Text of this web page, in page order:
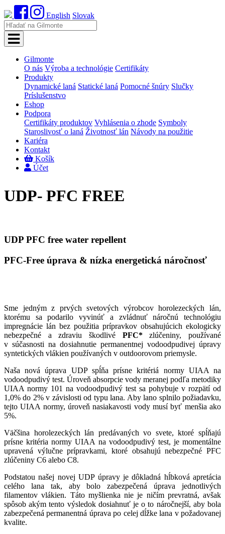
English Slovak
Gilmonte
O nás Výroba a technológie Certifikáty
Produkty
Dynamické laná Statické laná Pomocné šnúry Slučky
Príslušenstvo
Eshop
Podpora
Certifikáty produktov Vyhlásenia o zhode Symboly
Staroslivosť o laná Životnosť lán Návody na použitie
Kariéra
Kontakt
Košík
Účet
UDP- PFC FREE
UDP PFC free water repellent
PFC-Free úprava & nízka energetická náročnosť
Sme jedným z prvých svetových výrobcov horolezeckých lán,
ktorému sa podarilo vyvinúť a zvládnuť náročnú technológiu
impregnácie lán bez použitia prípravkov obsahujúcich ekologicky
nebezpečné a zdraviu škodlivé PFC*zlúčeniny, používané
v súčasnosti na dosiahnutie permanentnej vodoodpudivej úpravy
syntetických vlákien používaných v outdoorovom priemysle.
Naša nová úprava UDP spĺňa prísne kritériá normy UIAA na
vodoodpudivý test. Úroveň absorpcie vody meranej podľa metodiky
UIAA normy 101 na vodoodpudivý test sa pohybuje v rozpätí od
1,0% do 2% v závislosti od typu lana. Aby lano splnilo požiadavku,
tejto UIAA normy, úroveň nasiakavosti vody musí byť menšia ako
5%.
Väčšina horolezeckých lán predávaných vo svete, ktoré spĺňajú
prísne kritéria normy UIAA na vodoodpudivý test, je momentálne
upravená výlučne prípravkami, ktoré obsahujú nebezpečné PFC
zlúčeniny C6 alebo C8.
Podstatou našej novej UDP úpravy je dôkladná hĺbková apretácia
celého lana tak, aby bolo zabezpečená úprava jednotlivých
filamentov vlákien. Táto myšlienka nie je ničím prevratná, avšak
spôsob akým tento výsledok dosiahnuť je o to náročnejší, aby bola
zabezpečená permanentná úprava po celej dĺžke lana v požadovanej
kvalite.